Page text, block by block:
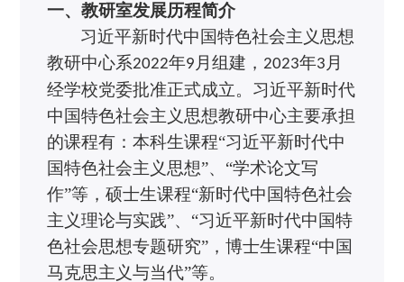
一、教研室发展历程简介
习近平新时代中国特色社会主义思想
教研中心系2022年9 月组建，2023年3 月
经学校党委批准正式成立。习近平新时代
中国特色社会主义思想教研中心主要承担
的课程有：本科生课程“习近平新时代中
国特色社会主义思想”、“学术论文写
作”等，硕士生课程“新时代中国特色社会
主义理论与实践”、“习近平新时代中国特
色社会思想专题研究”，博士生课程“中国
马克思主义与当代”等。